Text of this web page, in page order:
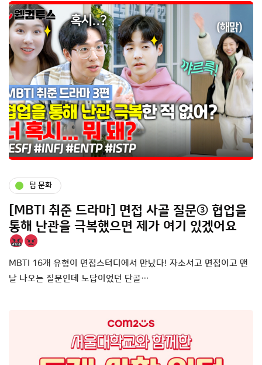
팀 문화
[MBTI 취준 드라마] 면접 사골 질문③ 협업을
통해 난관을 극복했으면 제가 여기 있겠어요
MBTI 16개 유형이 면접스터디에서 만났다! 자소서고 면접이고 맨
날 나오는 질문인데 노답이었던 단골…